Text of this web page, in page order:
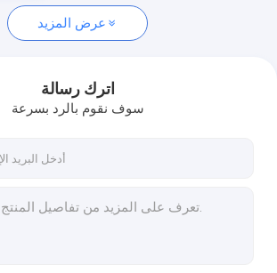
آلة تقليب آلة AAC عرض المزيد
اترك رسالة
سوف نقوم بالرد بسرعة